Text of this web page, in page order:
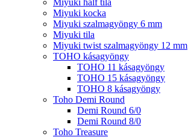
Miyuki half tila
Miyuki kocka
Miyuki szalmagyöngy 6 mm
Miyuki tila
Miyuki twist szalmagyöngy 12 mm
TOHO kásagyöngy
TOHO 11 kásagyöngy
TOHO 15 kásagyöngy
TOHO 8 kásagyöngy
Toho Demi Round
Demi Round 6/0
Demi Round 8/0
Toho Treasure